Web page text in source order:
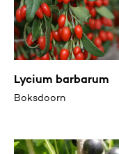
Lycium barbarum
Boksdoorn